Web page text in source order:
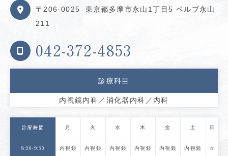
〒206-0025
東京都多摩市永山1丁目5 ベルブ永山
211
042-372-4853
診療科目
内視鏡内科／消化器内科／内科
診療時間 月 火 水 木 金 土 日
8:30-9:30 内視鏡 内視鏡 内視鏡 内視鏡 内視鏡 内視鏡 ☆